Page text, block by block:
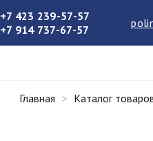
+7 423 239-57-57
+7 914 737-67-57
Главная Каталог